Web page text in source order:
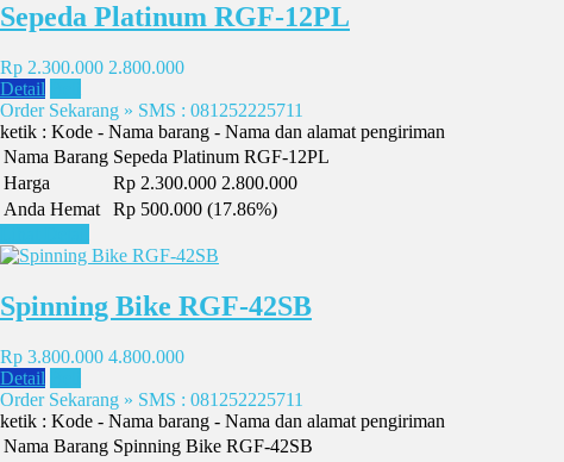
Sepeda Platinum RGF-12PL
Rp 2.300.000 2.800.000
Detail
Order Sekarang » SMS : 081252225711
ketik : Kode - Nama barang - Nama dan alamat pengiriman
Nama Barang Sepeda Platinum RGF-12PL
Harga
Rp 2.300.000 2.800.000
Anda Hemat
Rp 500.000 (17.86%)
Spinning Bike RGF-42SB
Rp 3.800.000 4.800.000
Detail
Order Sekarang » SMS : 081252225711
ketik : Kode - Nama barang - Nama dan alamat pengiriman
Nama Barang Spinning Bike RGF-42SB